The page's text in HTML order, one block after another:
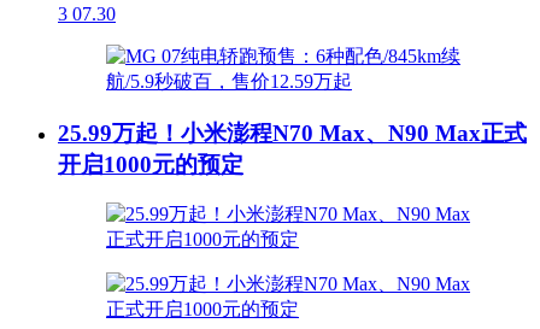
3 07.30
25.99万起！小米澎程N70 Max、N90 Max正式
开启1000元的预定